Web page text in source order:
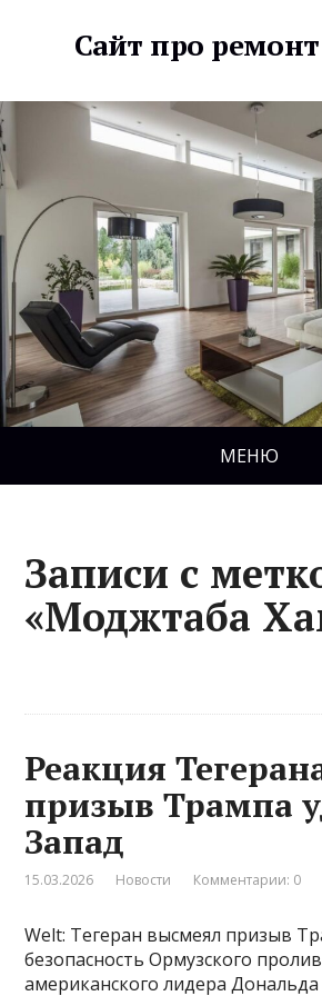
Сайт про
МЕНЮ
Записи с
«Моджтаба
Реакция
призыв Трампа
Запад
15.03.2026 Новости Комментарии: 0
Welt: Тегеран высмеял призыв
безопасность Ормузского
американского лидера